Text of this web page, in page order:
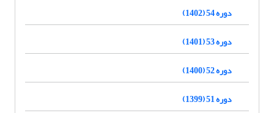
دوره 54 (1402)
دوره 53 (1401)
دوره 52 (1400)
دوره 51 (1399)